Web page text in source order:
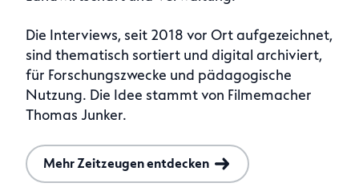
Die Interviews, seit 2018 vor Ort aufgezeichnet,
sind thematisch sortiert und digital archiviert,
für Forschungszwecke und pädagogische
Nutzung. Die Idee stammt von Filmemacher
Thomas Junker.
Mehr Zeitzeugen entdecken